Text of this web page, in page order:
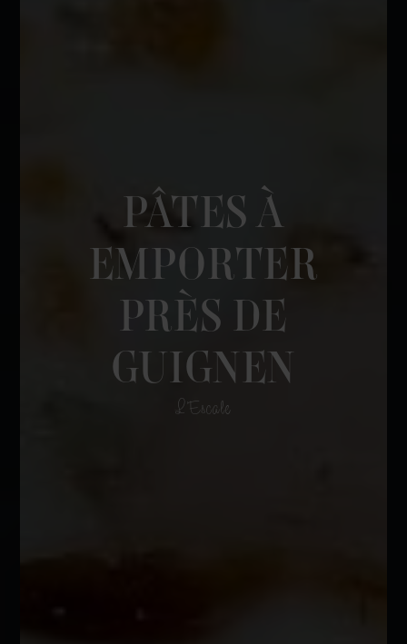
PÂTES À
EMPORTER
PRÈS DE
GUIGNEN
L'Escale